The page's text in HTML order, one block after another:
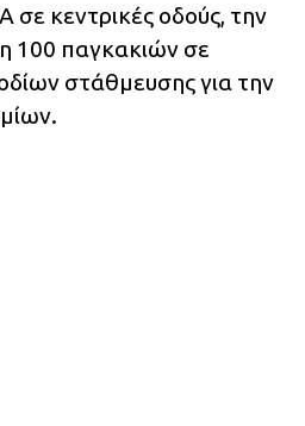
κεντρικές οδούς, την
100 παγκακιών σε
στάθμευσης για την